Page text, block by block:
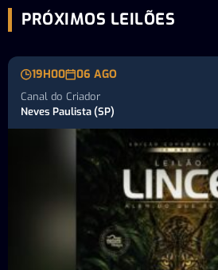
PRÓXIMOS LEILÕES
19H00 06 AGO
Canal do Criador
Neves Paulista (SP)